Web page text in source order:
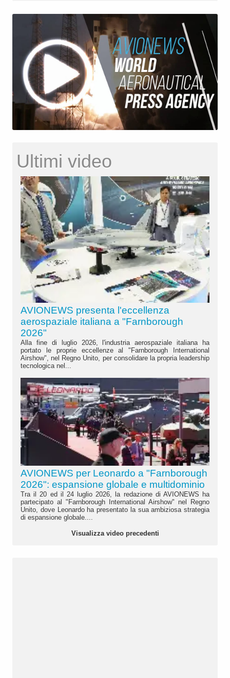
Ultimi video
AVIONEWS presenta l'eccellenza
aerospaziale italiana a "Farnborough
2026"
Alla fine di luglio 2026, l'industria aerospaziale italiana ha
portato le proprie eccellenze al "Farnborough International
Airshow", nel Regno Unito, per consolidare la propria leadership
tecnologica nel...
AVIONEWS per Leonardo a "Farnborough
2026": espansione globale e multidominio
Tra il 20 ed il 24 luglio 2026, la redazione di AVIONEWS ha
partecipato al "Farnborough International Airshow" nel Regno
Unito, dove Leonardo ha presentato la sua ambiziosa strategia
di espansione globale....
Visualizza video precedenti